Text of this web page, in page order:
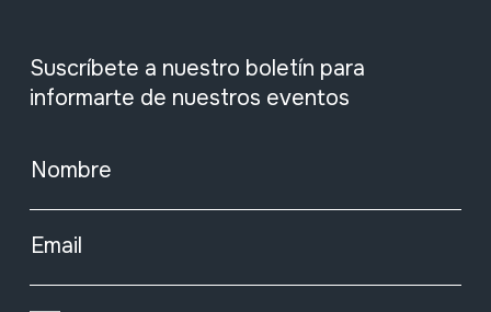
Suscríbete a nuestro boletín para
informarte de nuestros eventos
Nombre
Email